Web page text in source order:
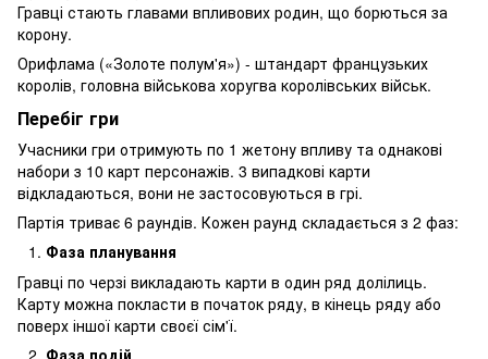
Гравці стають главами впливових родин, що борються за
корону.
Орифлама («Золоте полум'я») - штандарт французьких
королів, головна військова хоругва королівських військ.
Перебіг гри
Учасники гри отримують по 1 жетону впливу та однакові
набори з 10 карт персонажів. 3 випадкові карти
відкладаються, вони не застосовуються в грі.
Партія триває 6 раундів. Кожен раунд складається з 2 фаз:
Фаза планування
Гравці по черзі викладають карти в один ряд долілиць.
Карту можна покласти в початок ряду, в кінець ряду або
поверх іншої карти своєї сім'ї.